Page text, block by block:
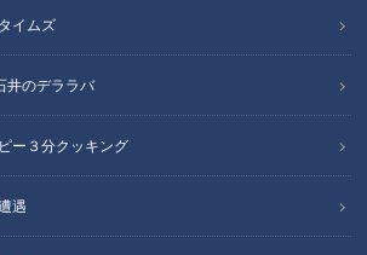
イムズ
井のデララバ
ー３分クッキング
遇
収穫した採れたて野菜で昼食づくり！